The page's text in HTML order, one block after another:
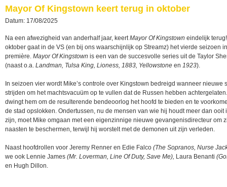
Mayor Of Kingstown keert terug in oktober
Datum: 17/08/2025
Na een afwezigheid van anderhalf jaar, keertMayor Of Kingstown eindelijk
oktober gaat in de VS (en bij ons waarschijnlijk op Streamz) het vierde seizoen in
première. Mayor Of Kingstown is een van de succesvolle series uit de Taylor
(naast o.a. Landman, Tulsa King, Lioness, 1883, Yellowstone en 1923).
In seizoen vier wordt Mike’s controle over Kingstown bedreigd wanneer nieuwe
strijden om het machtsvacuüm op te vullen dat de Russen hebben
dwingt hem om de resulterende bendeoorlog het hoofd te bieden en te
de stad opslokken. Ondertussen, nu de mensen van wie hij houdt meer dan ooit
zijn, moet Mike omgaan met een eigenzinnige nieuwe gevangenisdirecteur om
naasten te beschermen, terwijl hij worstelt met de demonen uit zijn verleden.
Naast hoofdrollen voor Jeremy Renner en Edie Falco (The Sopranos, Nurse
we ook Lennie James (Mr. Loverman, Line Of Duty, Save Me), Laura Benanti
en Hugh Dillon.